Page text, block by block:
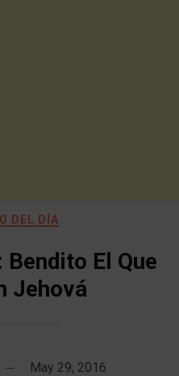
DEL DÍA
El Que
Jehová
May 29, 2016